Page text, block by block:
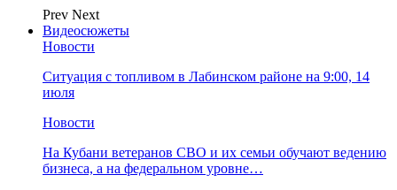
Prev Next
Видеосюжеты
Новости
Ситуация с топливом в Лабинском районе на 9:00, 14
июля
Новости
На Кубани ветеранов СВО и их семьи обучают ведению
бизнеса, а на федеральном уровне…